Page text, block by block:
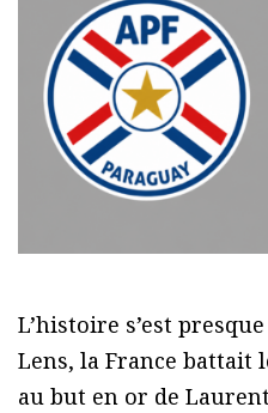
L’histoire s’est
Lens, la France battait
au but en or de